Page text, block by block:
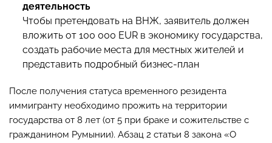
деятельность
Чтобы претендовать на ВНЖ, заявитель должен
вложить от 100 000 EUR в экономику государства,
создать рабочие места для местных жителей и
представить подробный бизнес-план
После получения статуса временного резидента
иммигранту необходимо прожить на территории
государства от 8 лет (от 5 при браке и сожительстве с
гражданином Румынии). Абзац 2 статьи 8 закона «О